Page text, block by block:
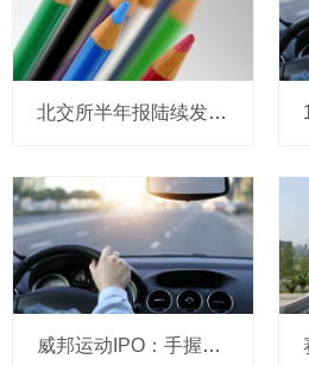
北交所半年报陆续发布 高景气赛道企业业绩亮眼
威邦运动IPO：手握8亿现金仍募资补流，实控人家族持股超99%